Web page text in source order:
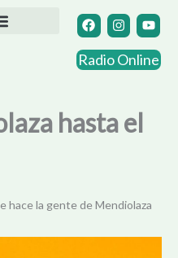
F
a
c
e
b
I
n
s
t
a
m
Y
o
u
t
u
Radio Online
hasta el
hace la gente de Mendiolaza